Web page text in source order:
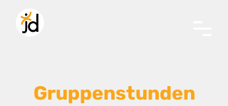
Gruppenstunden